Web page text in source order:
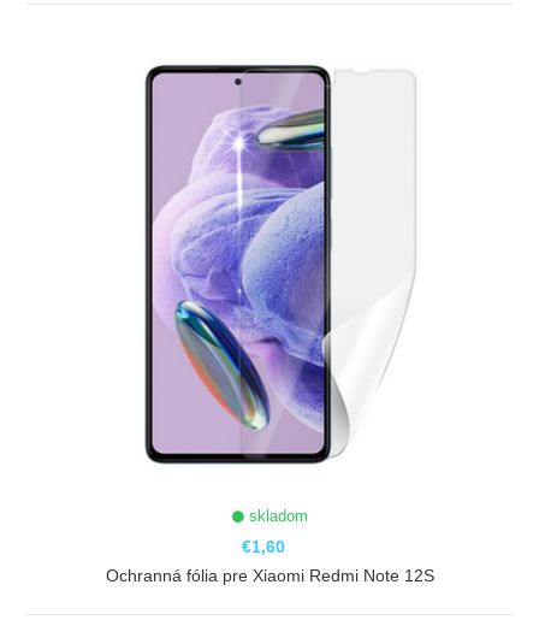
skladom
€1,60
Ochranná fólia pre Xiaomi Redmi Note 12S